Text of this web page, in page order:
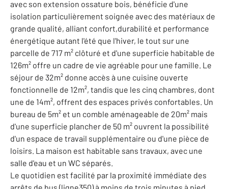
avec son extension ossature bois, bénéficie d'une
isolation particulièrement soignée avec des matériaux de
grande qualité, alliant confort,durabilité et performance
énergétique autant l'été que l'hiver, le tout sur une
parcelle de 717 m² clôturé et d'une superficie habitable de
126m² offre un cadre de vie agréable pour une famille. Le
séjour de 32m² donne accès à une cuisine ouverte
fonctionnelle de 12m², tandis que les cinq chambres, dont
une de 14m², offrent des espaces privés confortables. Un
bureau de 5m² et un comble aménageable de 20m² mais
d'une superficie plancher de 50 m² ouvrent la possibilité
d'un espace de travail supplémentaire ou d'une pièce de
loisirs. La maison est habitable sans travaux, avec une
salle d'eau et un WC séparés.
Le quotidien est facilité par la proximité immédiate des